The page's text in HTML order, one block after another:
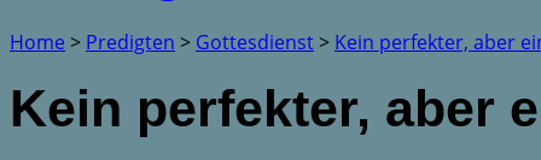
Home > Predigten > Gottesdienst> Kein perfekter, aber
Kein perfekter, aber